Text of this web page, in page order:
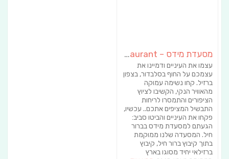
מסעדת מידס – Mides Brazilian Restaurant
עצמו את העיניים ודמיינו את
עצמכם על החוף בסלבדור, בצפון
ברזיל. קחו נשימה עמוקה
מהאוויר הנקי, הקשיבו לציוץ
הציפורים והתמסרו לריחות
התבשיל המציפים אתכם.. עכשיו,
פקחו את העיניים והביטו סביב:
הגעתם למסעדת מידס בברור
חיל. המסעדה שלנו ממוקמת
בתוך קיבוץ ברור חיל, קיבוץ
ברזילאי יחיד מסוגו בארץ